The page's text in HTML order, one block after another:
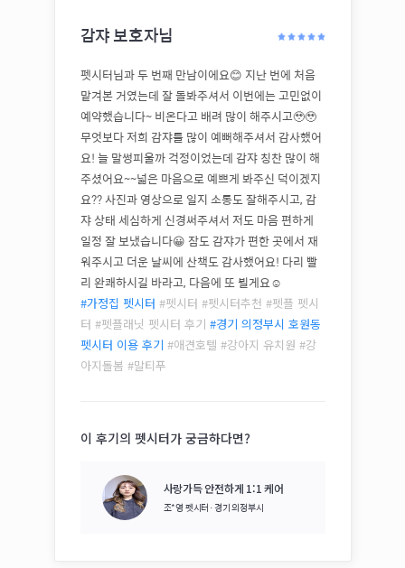
감쟈 보호자님
펫시터님과 두 번째 만남이에요😊 지난 번에 처음
맡겨본 거였는데 잘 돌봐주셔서 이번에는 고민없이
예약했습니다~ 비온다고 배려 많이 해주시고🥹🥹
무엇보다 저희 감쟈를 많이 예뻐해주셔서 감사했어
요! 늘 말썽피울까 걱정이었는데 감쟈 칭찬 많이 해
주셨어요~~넓은 마음으로 예쁘게 봐주신 덕이겠지
요?? 사진과 영상으로 일지 소통도 잘해주시고, 감
쟈 상태 세심하게 신경써주셔서 저도 마음 편하게
일정 잘 보냈습니다😀 잠도 감쟈가 편한 곳에서 재
워주시고 더운 날씨에 산책도 감사했어요! 다리 빨
리 완쾌하시길 바라고, 다음에 또 뵐게요☺️
#가정집 펫시터 #펫시터 #펫시터추천 #펫플 펫시
터 #펫플래닛 펫시터 후기 #경기 의정부시 호원동
펫시터 이용 후기 #애견호텔 #강아지 유치원 #강
아지돌봄 #말티푸
이 후기의 펫시터가 궁금하다면?
사랑가득 안전하게 1:1 케어
조*영펫시터·경기 의정부시